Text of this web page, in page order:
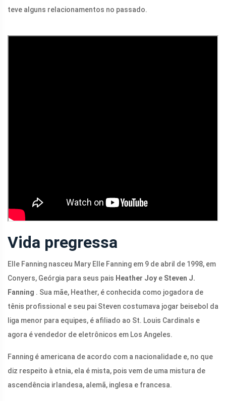
teve alguns relacionamentos no passado.
Vida pregressa
Elle Fanning nasceu Mary Elle Fanning em 9 de abril de 1998, em
Conyers, Geórgia para seus pais Heather Joy e Steven J.
Fanning . Sua mãe, Heather, é conhecida como jogadora de
tênis profissional e seu pai Steven costumava jogar beisebol da
liga menor para equipes, é afiliado ao St. Louis Cardinals e
agora é vendedor de eletrônicos em Los Angeles.
Fanning é americana de acordo com a nacionalidade e, no que
diz respeito à etnia, ela é mista, pois vem de uma mistura de
ascendência irlandesa, alemã, inglesa e francesa.